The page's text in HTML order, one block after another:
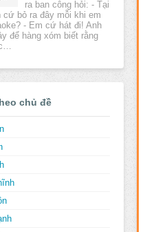
ra ban công hỏi: - Tại
cứ bỏ ra đây mỗi khi em
- Em cứ hát đi! Anh
để hàng xóm biết rằng
chủ đề